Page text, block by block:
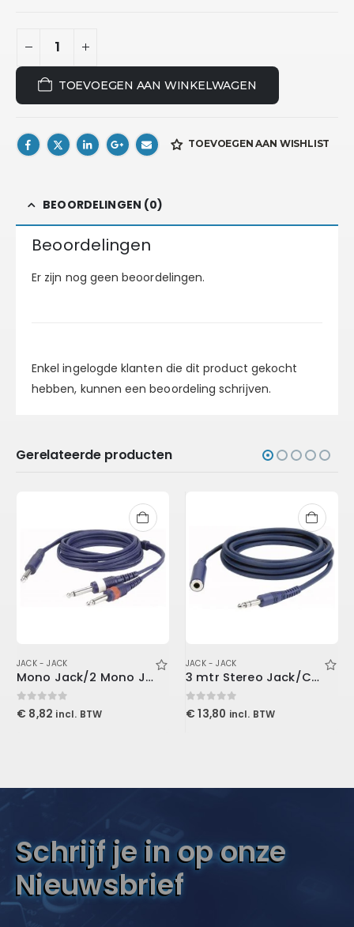
TOEVOEGEN AAN WINKELWAGEN
TOEVOEGEN AAN WISHLIST
BEOORDELINGEN (0)
Beoordelingen
Er zijn nog geen beoordelingen.
Enkel ingelogde klanten die dit product gekocht
hebben, kunnen een beoordeling schrijven.
Gerelateerde producten
JACK - JACK
Mono Jack/2 Mono Jack 3 mtr Line/Instrumentcable
0out of 5
€ 8,82 incl. BTW
JACK - JACK
3 mtr Stereo Jack/Contra Jack
0out of 5
€ 13,80 incl. BTW
Schrijf je in op onze
Nieuwsbrief